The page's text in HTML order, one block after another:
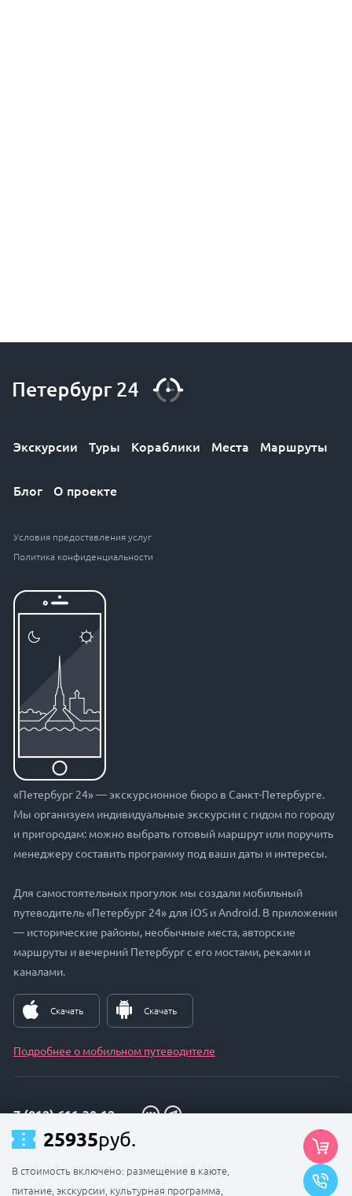
25935руб.
В стоимость включено: размещение в каюте,
питание, экскурсии, культурная программа,
Экскурсии Туры Кораблики Места Маршруты
Блог О проекте
Условия предоставления услуг
Политика конфиденциальности
«Петербург 24» — экскурсионное бюро в Санкт-Петербурге.
Мы организуем индивидуальные экскурсии с гидом по городу
и пригородам: можно выбрать готовый маршрут или поручить
менеджеру составить программу под ваши даты и интересы.
Для самостоятельных прогулок мы создали мобильный
путеводитель «Петербург 24» для iOS и Android. В приложении
— исторические районы, необычные места, авторские
маршруты и вечерний Петербург с его мостами, реками и
каналами.
Скачать Скачать
Подробнее о мобильном путеводителе
7 (812) 611-30-12
zakaz@petersburg24.ru
Данный сайт использует файлы cookie для управления
производительностью, рекламой и качеством обслуживания
Продолжая, вы соглашаетесь на использование файлов cookie.
Принимаю